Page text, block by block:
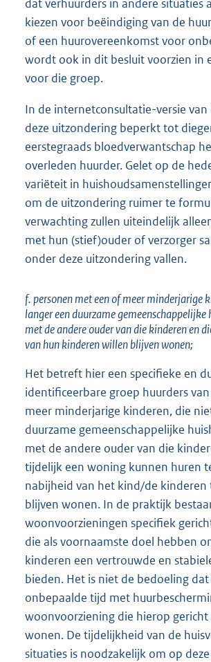
dat verhuurders in andere situaties
kiezen voor beëindiging van de
of een huurovereenkomst voor
wordt ook in dit besluit voorzien in
voor die groep.
In de internetconsultatie-versie
deze uitzondering beperkt tot
eerstegraads bloedverwantschap
overleden huurder. Gelet op de
variëteit in
om de uitzondering ruimer te
verwachting zullen uiteindelijk
met hun (stief)ouder of verzorger
onder deze uitzondering vallen.
f. personen met een of meer minderjarige
langer een duurzame
met de andere ouder van die kinderen en
van hun kinderen willen blijven wonen;
Het betreft hier een specifieke en
identificeerbare groep huurders
meer minderjarige kinderen, die
duurzame gemeenschappelijke
met de andere ouder van die
tijdelijk een woning kunnen huren
nabijheid van het kind/de kinderen
blijven wonen. In de praktijk
woonvoorzieningen specifiek
die als voornaamste doel hebben
kinderen een vertrouwde en
bieden. Het is niet de bedoeling
onbepaalde tijd met
woonvoorziening die hierop gericht
wonen. De tijdelijkheid van de
situaties is noodzakelijk om op